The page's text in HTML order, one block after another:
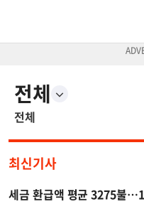
전체
전체
최신기사
세금 환급액 평균 3275불